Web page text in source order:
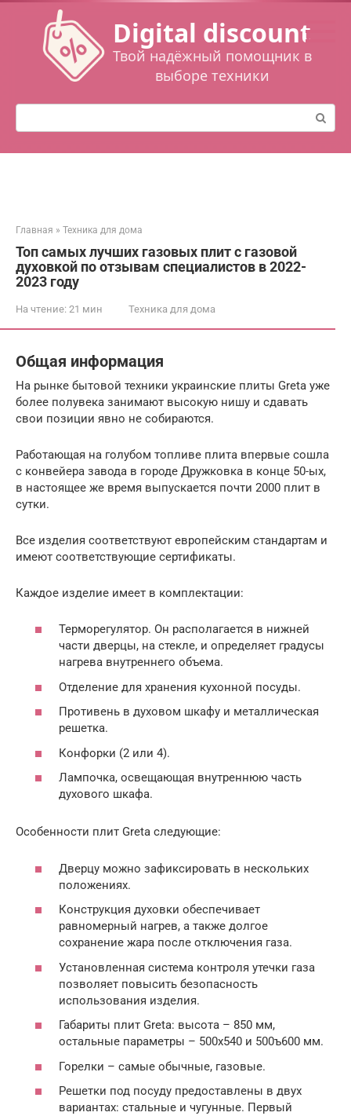
Перейти
контенту
Digital discount
Твой надёжный помощник в
выборе техники
Поиск:
Главная » Техника для дома
Топ самых лучших газовых плит с газовой
духовкой по отзывам специалистов в 2022-
2023 году
На чтение: 21 мин Техника для дома
Общая информация
На рынке бытовой техники украинские плиты Greta уже
более полувека занимают высокую нишу и сдавать
свои позиции явно не собираются.
Работающая на голубом топливе плита впервые сошла
с конвейера завода в городе Дружковка в конце 50-ых,
в настоящее же время выпускается почти 2000 плит в
сутки.
Все изделия соответствуют европейским стандартам и
имеют соответствующие сертификаты.
Каждое изделие имеет в комплектации:
Терморегулятор. Он располагается в нижней
части дверцы, на стекле, и определяет градусы
нагрева внутреннего объема.
Отделение для хранения кухонной посуды.
Противень в духовом шкафу и металлическая
решетка.
Конфорки (2 или 4).
Лампочка, освещающая внутреннюю часть
духового шкафа.
Особенности плит Greta следующие:
Дверцу можно зафиксировать в нескольких
положениях.
Конструкция духовки обеспечивает
равномерный нагрев, а также долгое
сохранение жара после отключения газа.
Установленная система контроля утечки газа
позволяет повысить безопасность
использования изделия.
Габариты плит Greta: высота – 850 мм,
остальные параметры – 500х540 и 500ъ600 мм.
Горелки – самые обычные, газовые.
Решетки под посуду предоставлены в двух
вариантах: стальные и чугунные. Первый